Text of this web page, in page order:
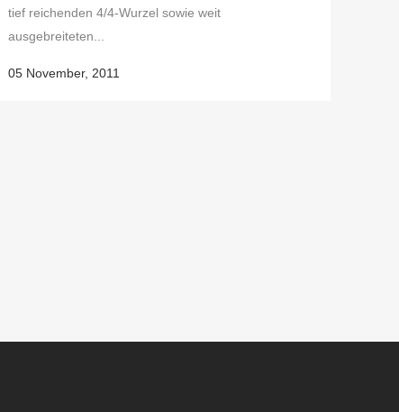
tief reichenden 4/4-Wurzel sowie weit
ausgebreiteten...
05 November, 2011